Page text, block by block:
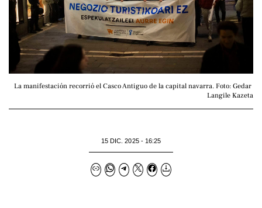
La manifestación recorrió el Casco Antiguo de la capital navarra. Foto: Gedar
Langile Kazeta
15 DIC. 2025 - 16:25